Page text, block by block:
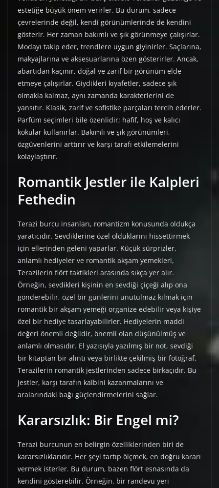
estetiğe büyük önem verirler. Bu durum, sadece
çevrelerinde değil, kendi görünümlerinde de kendini
gösterir. Her zaman bakımlı ve şık görünmeye çalışırlar.
Modayı takip eder, trendlere uygun giyinirler. Saçlarına,
makyajlarına ve aksesuarlarına özen gösterirler. Ancak,
abartıdan kaçınır, doğal ve zarif bir görünüm elde
etmeye çalışırlar. Giydikleri kıyafetler, sadece şık
olmakla kalmaz, aynı zamanda karakterlerini de
yansıtır. Klasik, zarif ve sofistike parçaları tercih ederler.
Parfüm seçimleri bile özenlidir; hafif, hoş ve kalıcı
kokular kullanırlar. Bakımlı ve şık görünümleri,
özgüvenlerini arttırır ve karşı tarafı etkilemelerini
kolaylaştırır.
Romantik Jestler ile Kalpleri
Fethedin
Terazi burcu insanları, romantizm konusunda oldukça
yaratıcıdır. Sevdiklerine özel olduklarını hissettirmek
için ellerinden geleni yaparlar. Küçük sürprizler,
anlamlı hediyeler ve romantik akşam yemekleri,
Terazilerin flört taktikleri arasında sıkça yer alır.
Örneğin, sevdikleri kişinin en sevdiği çiçeği alıp ona
gönderebilir, özel bir günlerini unutulmaz kılmak için
romantik bir akşam yemeği organize edebilir veya kişiye
özel bir hediye tasarlayabilirler. Hediyelerin maddi
değeri önemli değildir, önemli olan düşünülmüş ve
anlamlı olmasıdır. El yazısıyla yazılmış bir not, sevdiği
bir kitaptan bir alıntı veya birlikte çekilmiş bir fotoğraf,
Terazilerin romantik jestlerinden sadece birkaçıdır. Bu
jestler, karşı tarafın kalbini kazanmalarını ve
aralarındaki bağı güçlendirmelerini sağlar.
Kararsızlık: Bir Engel mi?
Terazi burcunun en belirgin özelliklerinden biri de
kararsızlıklarıdır. Her şeyi tartıp ölçmek, en doğru kararı
vermek isterler. Bu durum, bazen flört esnasında da
kendini gösterebilir. Örneğin, bir randevu yeri